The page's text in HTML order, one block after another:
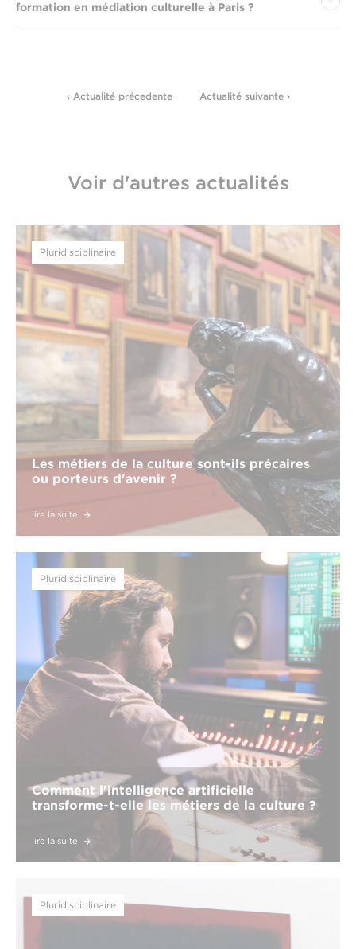
formation en médiation culturelle à Paris ?
‹ Actualité précedente Actualité suivante ›
Voir d'autres actualités
Pluridisciplinaire
Les métiers de la culture sont-ils précaires
ou porteurs d'avenir ?
lire la suite
Pluridisciplinaire
Comment l'intelligence artificielle
transforme-t-elle les métiers de la culture ?
lire la suite
Pluridisciplinaire